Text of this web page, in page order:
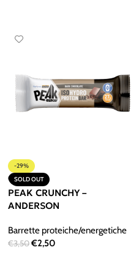
-29%
SOLD OUT
PEAK CRUNCHY –
ANDERSON
Barrette proteiche/energetiche
€3,50€2,50